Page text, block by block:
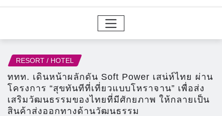
RESORT / HOTEL
ททท. เดินหน้าผลักดัน Soft Power เสน่ห์ไทย ผ่าน
โครงการ “สุขทันทีที่เที่ยวแบบโหราจาน” เพื่อส่ง
เสริมวัฒนธรรมของไทยที่มีศักยภาพ ให้กลายเป็น
สินค้าส่งออกทางด้านวัฒนธรรม